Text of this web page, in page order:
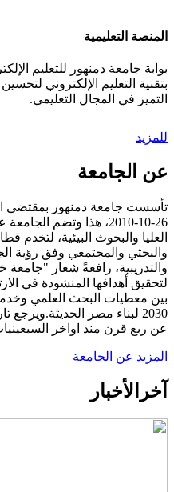
المنصة التعليمية
بوابة جامعة دمنهور للتعليم
بتقنية التعليم الإلكتروني
التميز في المجال التعليمي.
للمزيد
عن الجامعة
العليا والبحوث البيئية،
والبحثي والمجتمعي وفق رؤية
والتدريبية، رافعةً شعار "جامعة
لتحقيق أهدافها المنشودة في
بين معطيات البحث العلمي
2030 لبناء مصر
عن ربع قرن منذ اواخر
المزيد عن الجامعة
آخر الأخبار